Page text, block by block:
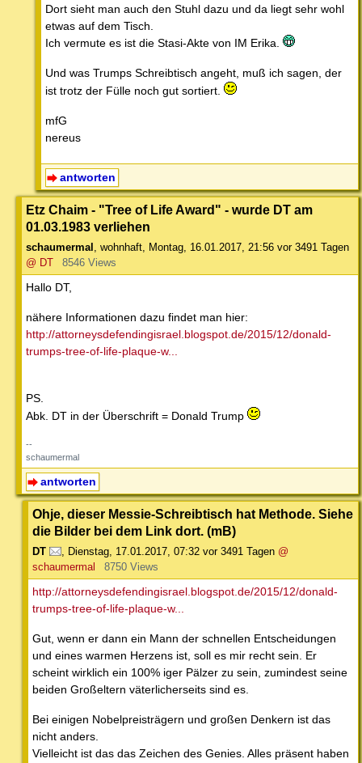
Dort sieht man auch den Stuhl dazu und da liegt sehr wohl
etwas auf dem Tisch.
Ich vermute es ist die Stasi-Akte von IM Erika.
Und was Trumps Schreibtisch angeht, muß ich sagen, der
ist trotz der Fülle noch gut sortiert.
mfG
nereus
antworten
Etz Chaim - "Tree of Life Award" - wurde DT am
01.03.1983 verliehen
schaumermal , wohnhaft, Montag, 16.01.2017, 21:56 vor 3491 Tagen
@ DT
8546 Views
Hallo DT,
nähere Informationen dazu findet man hier:
http://attorneysdefendingisrael.blogspot.de/2015/12/donald-
trumps-tree-of-life-plaque-w...
PS.
Abk. DT in der Überschrift = Donald Trump
--
schaumermal
antworten
Ohje, dieser Messie-Schreibtisch hat Methode. Siehe
die Bilder bei dem Link dort. (mB)
DT , Dienstag, 17.01.2017, 07:32 vor 3491 Tagen @
schaumermal
8750 Views
http://attorneysdefendingisrael.blogspot.de/2015/12/donald-
trumps-tree-of-life-plaque-w...
Gut, wenn er dann ein Mann der schnellen Entscheidungen
und eines warmen Herzens ist, soll es mir recht sein. Er
scheint wirklich ein 100% iger Pälzer zu sein, zumindest seine
beiden Großeltern väterlicherseits sind es.
Bei einigen Nobelpreisträgern und großen Denkern ist das
nicht anders.
Vielleicht ist das das Zeichen des Genies. Alles präsent haben